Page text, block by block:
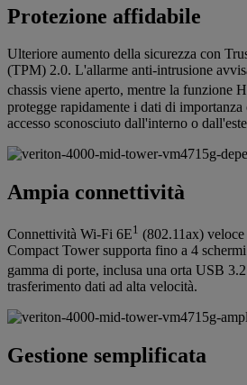
Protezione affidabile
Ulteriore aumento della sicurezza con
(TPM) 2.0. L'allarme anti-intrusione
chassis viene aperto, mentre la funzione
protegge rapidamente i dati di
accesso sconosciuto dall'interno o
Ampia connettività
Connettività Wi-Fi 6E1 (802.11ax)
Compact Tower supporta fino a 4
gamma di porte, inclusa una orta USB
trasferimento dati ad alta velocità.
Gestione semplificata